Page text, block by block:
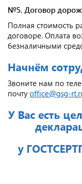
№5. Договор
Полная стоимость
договоре. Оплата
безналичными
Начнём
Звоните нам по
почту office@gsg-
У Вас есть
у